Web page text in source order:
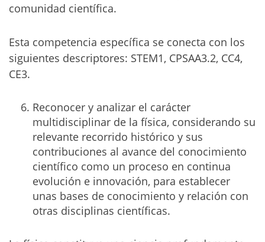
comunidad científica.
Esta competencia específica se conecta con los
siguientes descriptores: STEM1, CPSAA3.2, CC4,
CE3.
Reconocer y analizar el carácter
multidisciplinar de la física, considerando su
relevante recorrido histórico y sus
contribuciones al avance del conocimiento
científico como un proceso en continua
evolución e innovación, para establecer
unas bases de conocimiento y relación con
otras disciplinas científicas.